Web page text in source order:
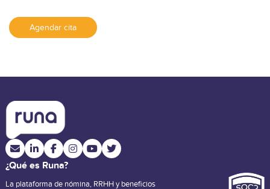
Agendar cita
¿Qué es Runa?
La plataforma de nómina, RRHH y beneficios